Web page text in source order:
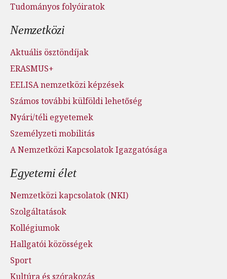
Tudományos folyóiratok
Nemzetközi
Aktuális ösztöndíjak
ERASMUS+
EELISA nemzetközi képzések
Számos további külföldi lehetőség
Nyári/téli egyetemek
Személyzeti mobilitás
A Nemzetközi Kapcsolatok Igazgatósága
Egyetemi élet
Nemzetközi kapcsolatok (NKI)
Szolgáltatások
Kollégiumok
Hallgatói közösségek
Sport
Kultúra és szórakozás